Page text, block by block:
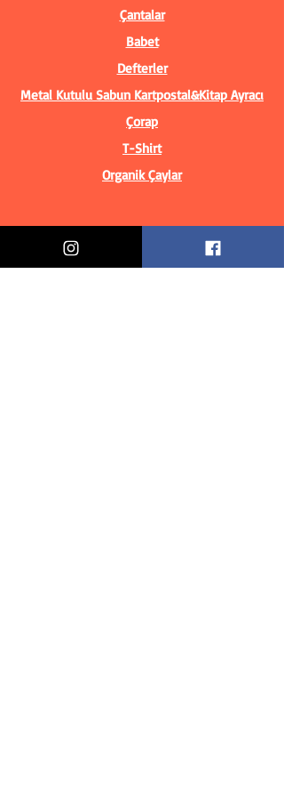
Çantalar
Babet
Defterler
Metal Kutulu Sabun Kartpostal&Kitap Ayracı
Çorap
T-Shirt
Organik Çaylar
Bilgiler